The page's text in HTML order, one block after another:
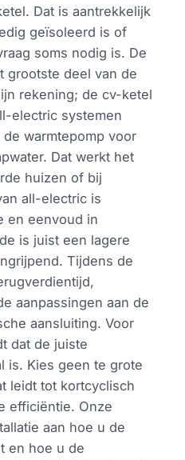
Dat is aantrekkelijk
geïsoleerd is of
soms nodig is. De
grootste deel van de
rekening; de cv-ketel
electric systemen
warmtepomp voor
Dat werkt het
huizen of bij
all-electric is
en eenvoud in
is juist een lagere
Tijdens de
aanpassingen aan de
aansluiting. Voor
dat de juiste
is. Kies geen te grote
leidt tot kortcyclisch
efficiëntie. Onze
aan hoe u de
en hoe u de